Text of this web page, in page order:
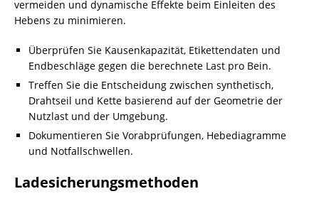
vermeiden und dynamische Effekte beim Einleiten des
Hebens zu minimieren.
Überprüfen Sie Kausenkapazität, Etikettendaten und
Endbeschläge gegen die berechnete Last pro Bein.
Treffen Sie die Entscheidung zwischen synthetisch,
Drahtseil und Kette basierend auf der Geometrie der
Nutzlast und der Umgebung.
Dokumentieren Sie Vorabprüfungen, Hebediagramme
und Notfallschwellen.
Ladesicherungsmethoden